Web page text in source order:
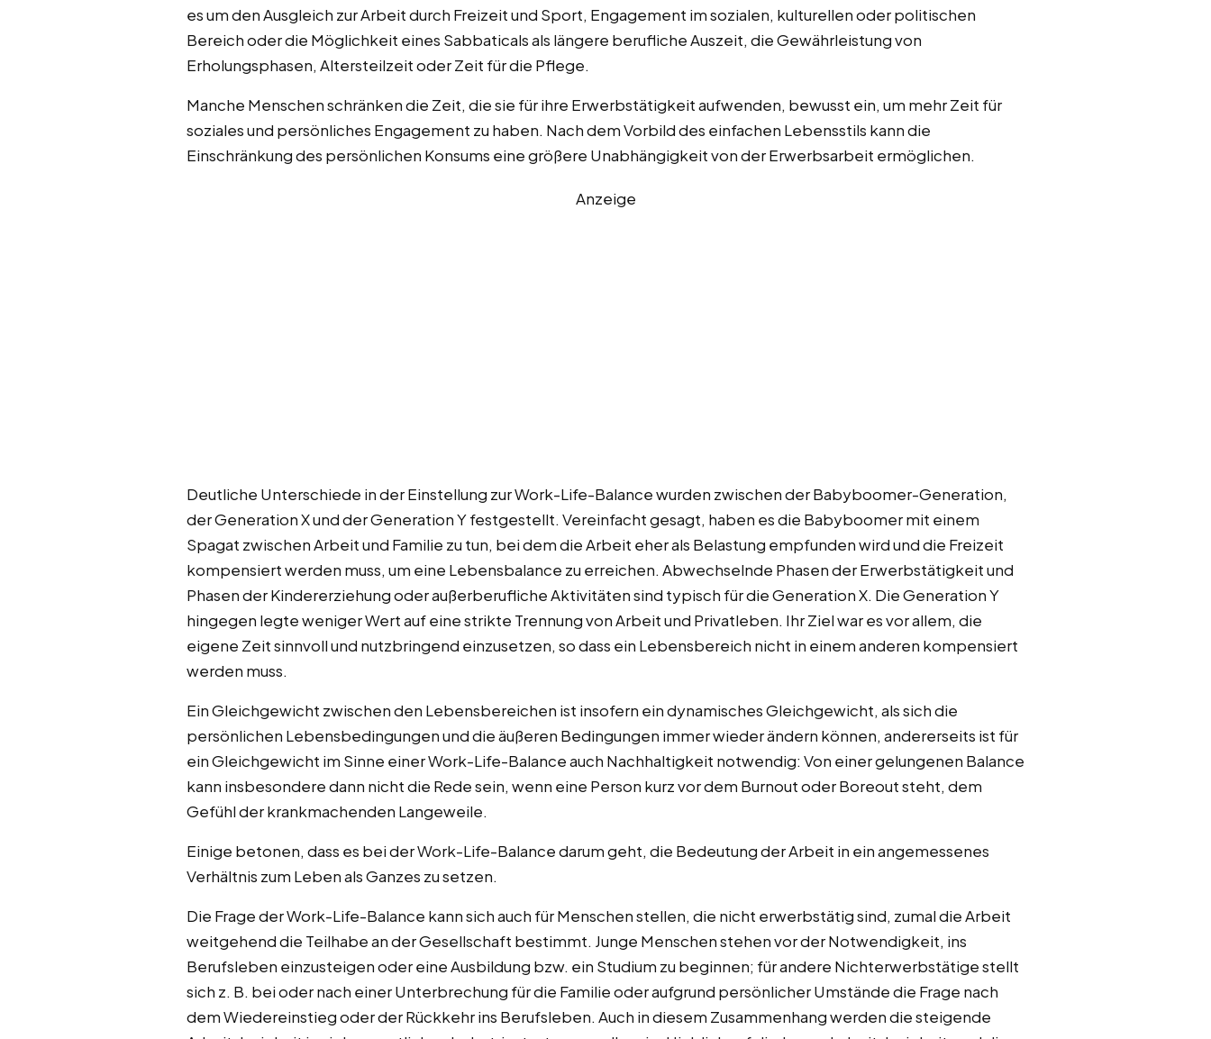
es um den Ausgleich zur Arbeit durch Freizeit und Sport, Engagement im sozialen, kulturellen oder politischen
Bereich oder die Möglichkeit eines Sabbaticals als längere berufliche Auszeit, die Gewährleistung von
Erholungsphasen, Altersteilzeit oder Zeit für die Pflege.
Manche Menschen schränken die Zeit, die sie für ihre Erwerbstätigkeit aufwenden, bewusst ein, um mehr Zeit für
soziales und persönliches Engagement zu haben. Nach dem Vorbild des einfachen Lebensstils kann die
Einschränkung des persönlichen Konsums eine größere Unabhängigkeit von der Erwerbsarbeit ermöglichen.
Anzeige
Deutliche Unterschiede in der Einstellung zur Work-Life-Balance wurden zwischen der Babyboomer-Generation,
der Generation X und der Generation Y festgestellt. Vereinfacht gesagt, haben es die Babyboomer mit einem
Spagat zwischen Arbeit und Familie zu tun, bei dem die Arbeit eher als Belastung empfunden wird und die Freizeit
kompensiert werden muss, um eine Lebensbalance zu erreichen. Abwechselnde Phasen der Erwerbstätigkeit und
Phasen der Kindererziehung oder außerberufliche Aktivitäten sind typisch für die Generation X. Die Generation Y
hingegen legte weniger Wert auf eine strikte Trennung von Arbeit und Privatleben. Ihr Ziel war es vor allem, die
eigene Zeit sinnvoll und nutzbringend einzusetzen, so dass ein Lebensbereich nicht in einem anderen kompensiert
werden muss.
Ein Gleichgewicht zwischen den Lebensbereichen ist insofern ein dynamisches Gleichgewicht, als sich die
persönlichen Lebensbedingungen und die äußeren Bedingungen immer wieder ändern können, andererseits ist für
ein Gleichgewicht im Sinne einer Work-Life-Balance auch Nachhaltigkeit notwendig: Von einer gelungenen Balance
kann insbesondere dann nicht die Rede sein, wenn eine Person kurz vor dem Burnout oder Boreout steht, dem
Gefühl der krankmachenden Langeweile.
Einige betonen, dass es bei der Work-Life-Balance darum geht, die Bedeutung der Arbeit in ein angemessenes
Verhältnis zum Leben als Ganzes zu setzen.
Die Frage der Work-Life-Balance kann sich auch für Menschen stellen, die nicht erwerbstätig sind, zumal die Arbeit
weitgehend die Teilhabe an der Gesellschaft bestimmt. Junge Menschen stehen vor der Notwendigkeit, ins
Berufsleben einzusteigen oder eine Ausbildung bzw. ein Studium zu beginnen; für andere Nichterwerbstätige stellt
sich z. B. bei oder nach einer Unterbrechung für die Familie oder aufgrund persönlicher Umstände die Frage nach
dem Wiedereinstieg oder der Rückkehr ins Berufsleben. Auch in diesem Zusammenhang werden die steigende